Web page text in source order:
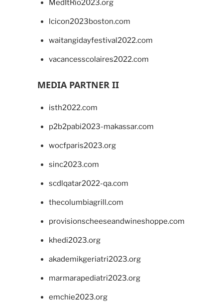
MedItRio2023.org
lcicon2023boston.com
waitangidayfestival2022.com
vacancesscolaires2022.com
MEDIA PARTNER II
isth2022.com
p2b2pabi2023-makassar.com
wocfparis2023.org
sinc2023.com
scdlqatar2022-qa.com
thecolumbiagrill.com
provisionscheeseandwineshoppe.com
khedi2023.org
akademikgeriatri2023.org
marmarapediatri2023.org
emchie2023.org